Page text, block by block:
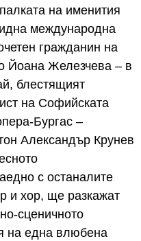
на именития
международна
гражданин на
Йоана Железчева – в
блестящият
на Софийската
Бургас –
Александър Крунев
с останалите
и хор, ще разкажат
сценичното
на една влюбена